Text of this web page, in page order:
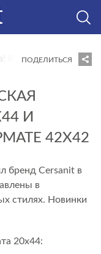
Керамическая
ПОДЕЛИТЬСЯ
И
42Х42
бренд Cersanit в
в
стилях. Новинки
20х44: